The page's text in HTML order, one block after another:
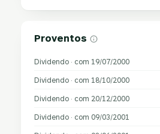
Proventos
Dividendo · com 19/07/2000
Dividendo · com 18/10/2000
Dividendo · com 20/12/2000
Dividendo · com 09/03/2001